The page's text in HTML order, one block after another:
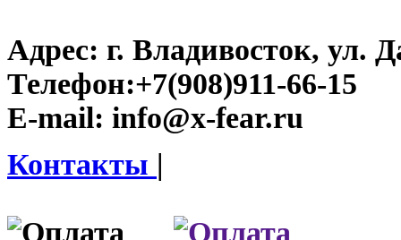
Адрес: г. Владивосток, ул.
Телефон:+7(908)911-66-15
E-mail: info@x-fear.ru
Контакты |